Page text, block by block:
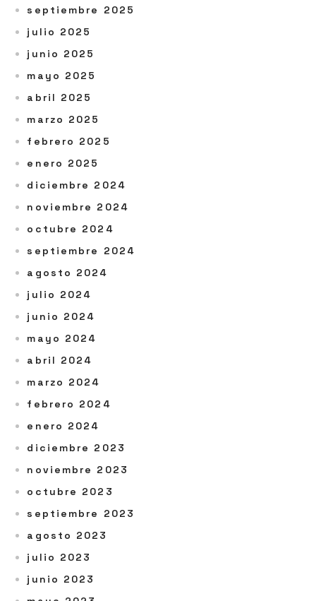
septiembre 2025
julio 2025
junio 2025
mayo 2025
abril 2025
marzo 2025
febrero 2025
enero 2025
diciembre 2024
noviembre 2024
octubre 2024
septiembre 2024
agosto 2024
julio 2024
junio 2024
mayo 2024
abril 2024
marzo 2024
febrero 2024
enero 2024
diciembre 2023
noviembre 2023
octubre 2023
septiembre 2023
agosto 2023
julio 2023
junio 2023